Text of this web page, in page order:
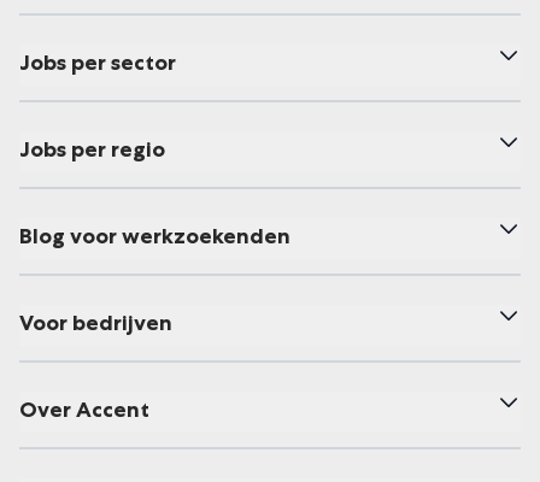
Jobs per sector
Jobs per regio
Blog voor werkzoekenden
Voor bedrijven
Over Accent